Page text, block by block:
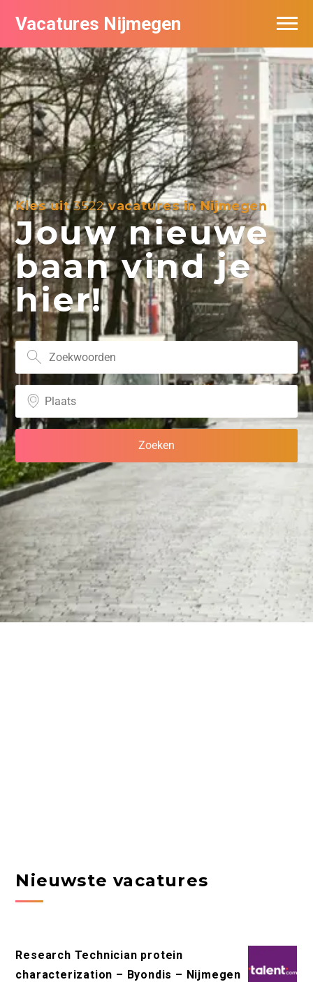
Vacatures Nijmegen
Kies uit3522vacatures in Nijmegen
Jouw nieuwe
baan vind je
hier!
Nieuwste vacatures
Research Technician protein
characterization – Byondis – Nijmegen
Vacatures per bedrijf
De populairste vacatures in Nijmegen
Nieuwsbrief feed